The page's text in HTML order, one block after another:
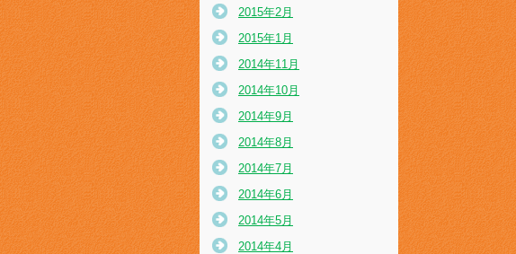
2015年2月
2015年1月
2014年11月
2014年10月
2014年9月
2014年8月
2014年7月
2014年6月
2014年5月
2014年4月